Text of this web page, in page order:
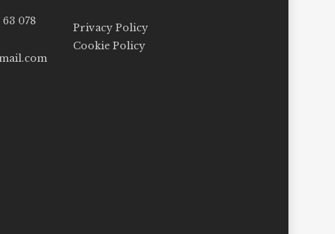
63 078
Privacy Policy
Cookie Policy